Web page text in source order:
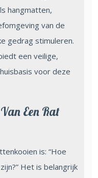
hangmatten,
van de
gedrag stimuleren.
een veilige,
voor deze
Een Rat
is: “Hoe
Het is belangrijk